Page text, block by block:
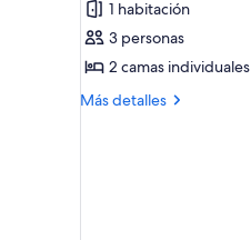
Habitación
doble
Premium
1 habitación
3 personas
2 camas individuales
Más detalles
Más